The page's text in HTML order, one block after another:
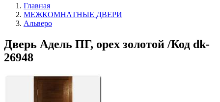
Главная
МЕЖКОМНАТНЫЕ ДВЕРИ
Альверо
Дверь Адель ПГ, орех золотой /Код dk-
26948